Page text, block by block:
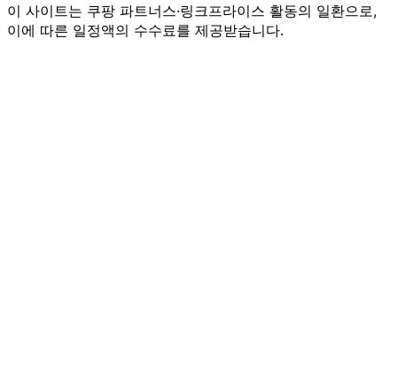
이 사이트는 쿠팡 파트너스·링크프라이스 활동의 일환으로,
이에 따른 일정액의 수수료를 제공받습니다.